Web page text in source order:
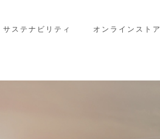
サステナビリティ オンラインストア